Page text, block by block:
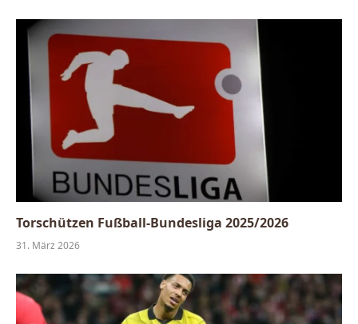
Torschützen Fußball-Bundesliga 2025/2026
31. März 2026